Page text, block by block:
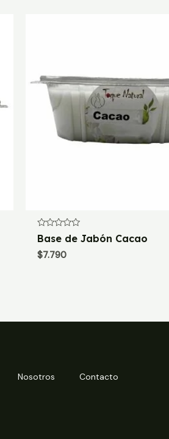
Valorado
con
0
de
Base de Jabón Cacao
$7.790
Nosotros Contacto